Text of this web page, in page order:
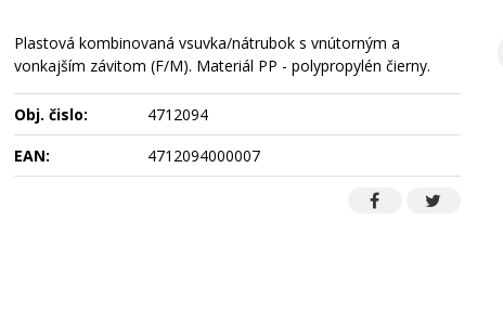
Plastová kombinovaná vsuvka/nátrubok s vnútorným a
vonkajším závitom (F/M). Materiál PP - polypropylén čierny.
Obj. čislo:
4712094
EAN:
4712094000007